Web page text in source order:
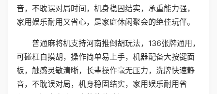
音，不耽误对局时间，机身稳固结实，承重能力强，
家用娱乐耐用又省心，是家庭休闲聚会的绝佳玩伴。
普通麻将机支持河南推倒胡玩法，136张牌通用，
可碰杠自摸胡，操作简单易上手，机器配备大按键面
板，触感灵敏清晰，长辈操作毫无压力，洗牌快速静
音，不耽误对局，机身稳固结实，家用娱乐耐用省